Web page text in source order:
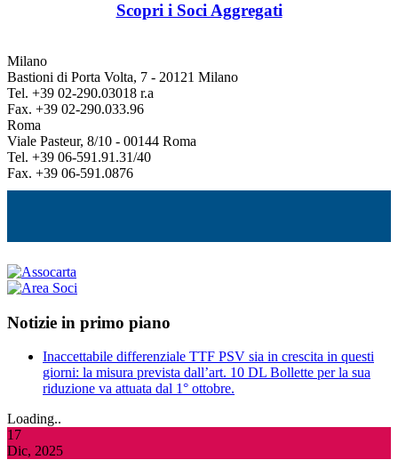
Scopri i Soci Aggregati
Milano
Bastioni di Porta Volta, 7 - 20121 Milano
Tel. +39 02-290.03018 r.a
Fax. +39 02-290.033.96
Roma
Viale Pasteur, 8/10 - 00144 Roma
Tel. +39 06-591.91.31/40
Fax. +39 06-591.0876
Notizie in primo piano
Inaccettabile differenziale TTF PSV sia in crescita in questi
giorni: la misura prevista dall’art. 10 DL Bollette per la sua
riduzione va attuata dal 1° ottobre.
Loading..
17
Dic, 2025